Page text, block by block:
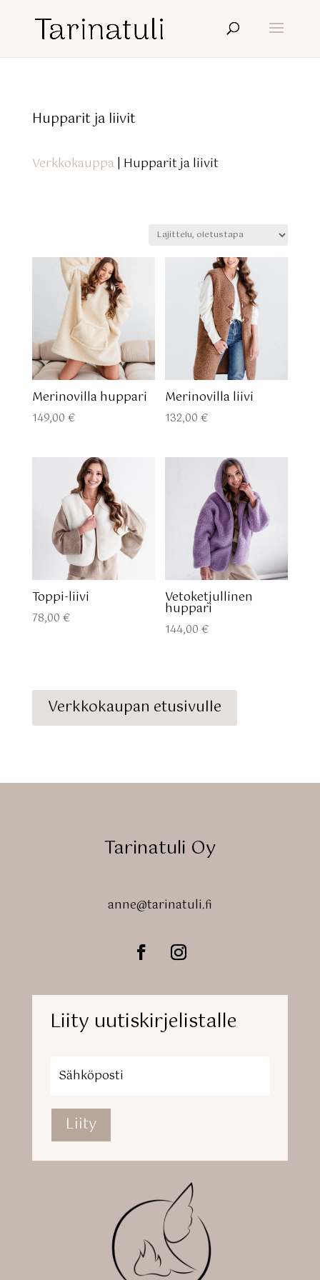
Hupparit ja liivit
Verkkokauppa | Hupparit ja liivit
Merinovilla huppari
149,00 €
Merinovilla liivi
132,00€
Toppi-liivi
78,00 €
Vetoketjullinen
huppari
144,00€
Verkkokaupan etusivulle
Tarinatuli Oy
anne@tarinatuli.fi
Liity uutiskirjelistalle
Liity